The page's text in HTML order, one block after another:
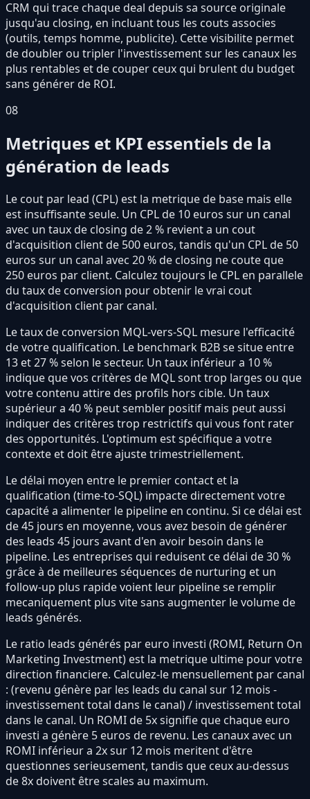
CRM qui trace chaque deal depuis sa source originale
jusqu'au closing, en incluant tous les couts associes
(outils, temps homme, publicite). Cette visibilite permet
de doubler ou tripler l'investissement sur les canaux les
plus rentables et de couper ceux qui brulent du budget
sans générer de ROI.
08
Metriques et KPI essentiels de la
génération de leads
Le cout par lead (CPL) est la metrique de base mais elle
est insuffisante seule. Un CPL de 10 euros sur un canal
avec un taux de closing de 2 % revient a un cout
d'acquisition client de 500 euros, tandis qu'un CPL de 50
euros sur un canal avec 20 % de closing ne coute que
250 euros par client. Calculez toujours le CPL en parallele
du taux de conversion pour obtenir le vrai cout
d'acquisition client par canal.
Le taux de conversion MQL-vers-SQL mesure l'efficacité
de votre qualification. Le benchmark B2B se situe entre
13 et 27 % selon le secteur. Un taux inférieur a 10 %
indique que vos critères de MQL sont trop larges ou que
votre contenu attire des profils hors cible. Un taux
supérieur a 40 % peut sembler positif mais peut aussi
indiquer des critères trop restrictifs qui vous font rater
des opportunités. L'optimum est spécifique a votre
contexte et doit être ajuste trimestriellement.
Le délai moyen entre le premier contact et la
qualification (time-to-SQL) impacte directement votre
capacité a alimenter le pipeline en continu. Si ce délai est
de 45 jours en moyenne, vous avez besoin de générer
des leads 45 jours avant d'en avoir besoin dans le
pipeline. Les entreprises qui reduisent ce délai de 30 %
grâce à de meilleures séquences de nurturing et un
follow-up plus rapide voient leur pipeline se remplir
mecaniquement plus vite sans augmenter le volume de
leads générés.
Le ratio leads générés par euro investi (ROMI, Return On
Marketing Investment) est la metrique ultime pour votre
direction financiere. Calculez-le mensuellement par canal
: (revenu génère par les leads du canal sur 12 mois -
investissement total dans le canal) / investissement total
dans le canal. Un ROMI de 5x signifie que chaque euro
investi a génère 5 euros de revenu. Les canaux avec un
ROMI inférieur a 2x sur 12 mois meritent d'être
questionnes serieusement, tandis que ceux au-dessus
de 8x doivent être scales au maximum.